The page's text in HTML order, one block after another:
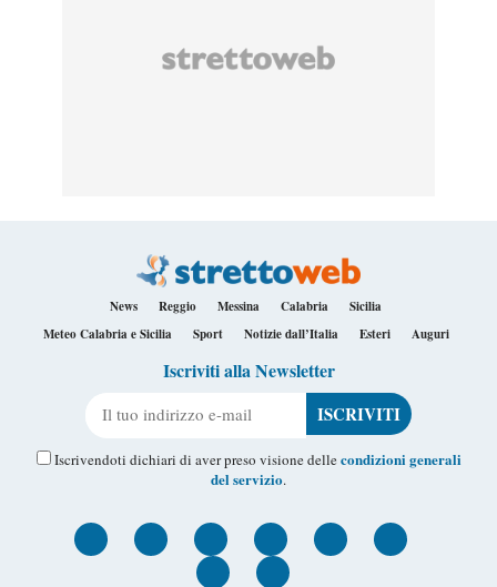
News Reggio Messina Calabria
Sicilia
Meteo Calabria e Sicilia
Sport Notizie dall’Italia Esteri Auguri
Iscriviti alla Newsletter
Iscrivendoti dichiari di aver preso visione dellecondizioni generali
del servizio.